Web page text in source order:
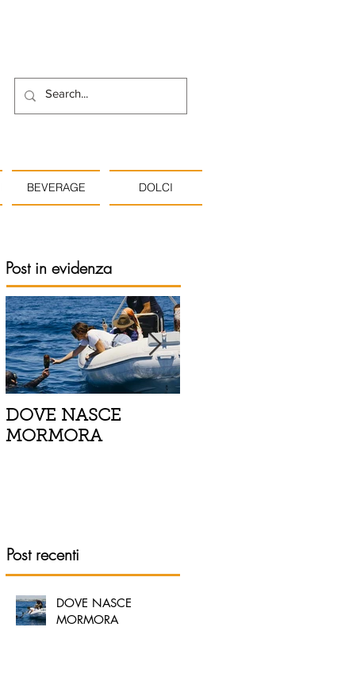
BEVERAGE DOLCI
Post in evidenza
DOVE NASCE
MORMORA
Post recenti
DOVE NASCE
MORMORA